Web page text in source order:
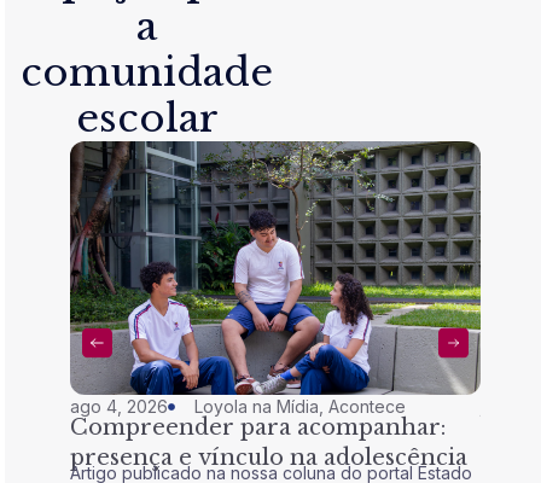
a
comunidade
escolar
ago 4, 2026 Loyola na Mídia,Acontece
Compreender para acompanhar:
presença e vínculo na adolescência
Artigo publicado na nossa coluna do portal Estado